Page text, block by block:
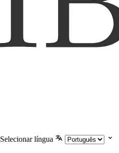
Selecionar língua